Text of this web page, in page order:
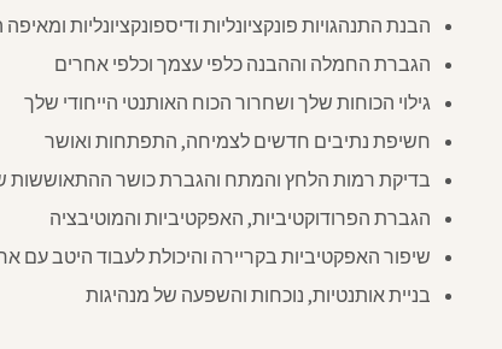
הבנת התנהגויות פונקציונליות ודיספונקציונליות ומאיפה
הגברת החמלה וההבנה כלפי עצמך וכלפי אחרים
גילוי הכוחות שלך ושחרור הכוח האותנטי הייחודי שלך
חשיפת נתיבים חדשים לצמיחה, התפתחות ואושר
בדיקת רמות הלחץ והמתח והגברת כושר ההתאוששות
הגברת הפרודוקטיביות, האפקטיביות והמוטיבציה
שיפור האפקטיביות בקריירה והיכולת לעבוד היטב עם
בניית אותנטיות, נוכחות והשפעה של מנהיגות